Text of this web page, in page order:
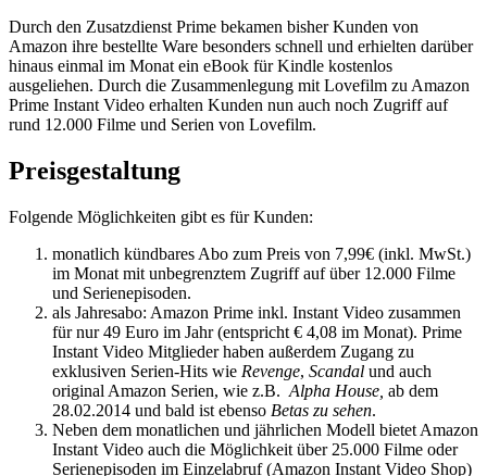
Durch den Zusatzdienst Prime bekamen bisher Kunden von
Amazon ihre bestellte Ware besonders schnell und erhielten darüber
hinaus einmal im Monat ein eBook für Kindle kostenlos
ausgeliehen. Durch die Zusammenlegung mit Lovefilm zu Amazon
Prime Instant Video erhalten Kunden nun auch noch Zugriff auf
rund 12.000 Filme und Serien von Lovefilm.
Preisgestaltung
Folgende Möglichkeiten gibt es für Kunden:
monatlich kündbares Abo zum Preis von 7,99€ (inkl. MwSt.)
im Monat mit unbegrenztem Zugriff auf über 12.000 Filme
und Serienepisoden.
als Jahresabo: Amazon Prime inkl. Instant Video zusammen
für nur 49 Euro im Jahr (entspricht € 4,08 im Monat). Prime
Instant Video Mitglieder haben außerdem Zugang zu
exklusiven Serien-Hits wie Revenge, Scandal und auch
original Amazon Serien, wie z.B. Alpha House, ab dem
28.02.2014 und bald ist ebenso Betas zu sehen.
Neben dem monatlichen und jährlichen Modell bietet Amazon
Instant Video auch die Möglichkeit über 25.000 Filme oder
Serienepisoden im Einzelabruf (Amazon Instant Video Shop)